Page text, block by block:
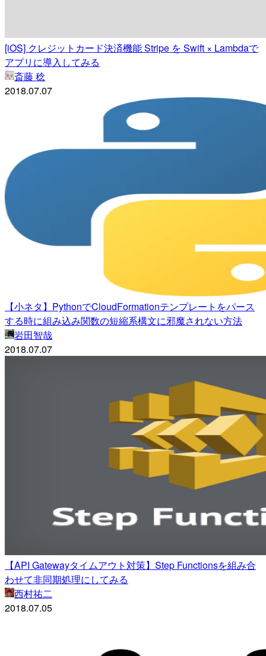
[iOS] クレジットカード決済機能 Stripe を Swift × Lambdaで
アプリに導入してみる
斎藤 稔
2018.07.07
【小ネタ】PythonでCloudFormationテンプレートをパース
する時に組み込み関数の短縮系構文に邪魔されない方法
岩田智哉
2018.07.07
【API Gatewayタイムアウト対策】Step Functionsを組み合
わせて非同期処理にしてみる
西村祐二
2018.07.05